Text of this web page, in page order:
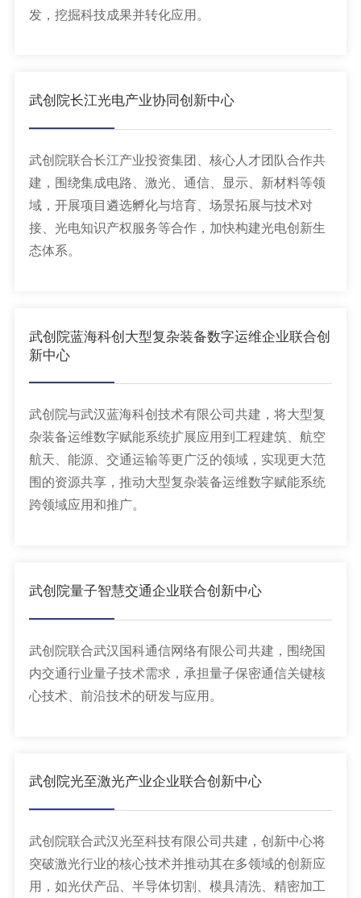
发，挖掘科技成果并转化应用。
武创院长江光电产业协同创新中心
武创院联合长江产业投资集团、核心人才团队合作共
建，围绕集成电路、激光、通信、显示、新材料等领
域，开展项目遴选孵化与培育、场景拓展与技术对
接、光电知识产权服务等合作，加快构建光电创新生
态体系。
武创院蓝海科创大型复杂装备数字运维企业联合创
新中心
武创院与武汉蓝海科创技术有限公司共建，将大型复
杂装备运维数字赋能系统扩展应用到工程建筑、航空
航天、能源、交通运输等更广泛的领域，实现更大范
围的资源共享，推动大型复杂装备运维数字赋能系统
跨领域应用和推广。
武创院量子智慧交通企业联合创新中心
武创院联合武汉国科通信网络有限公司共建，围绕国
内交通行业量子技术需求，承担量子保密通信关键核
心技术、前沿技术的研发与应用。
武创院光至激光产业企业联合创新中心
武创院联合武汉光至科技有限公司共建，创新中心将
突破激光行业的核心技术并推动其在多领域的创新应
用，如光伏产品、半导体切割、模具清洗、精密加工